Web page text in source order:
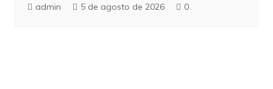
admin 5 de agosto de 2026 0